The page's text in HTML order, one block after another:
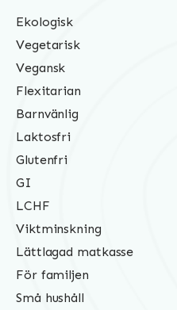
Ekologisk
Vegetarisk
Vegansk
Flexitarian
Barnvänlig
Laktosfri
Glutenfri
GI
LCHF
Viktminskning
Lättlagad matkasse
För familjen
Små hushåll